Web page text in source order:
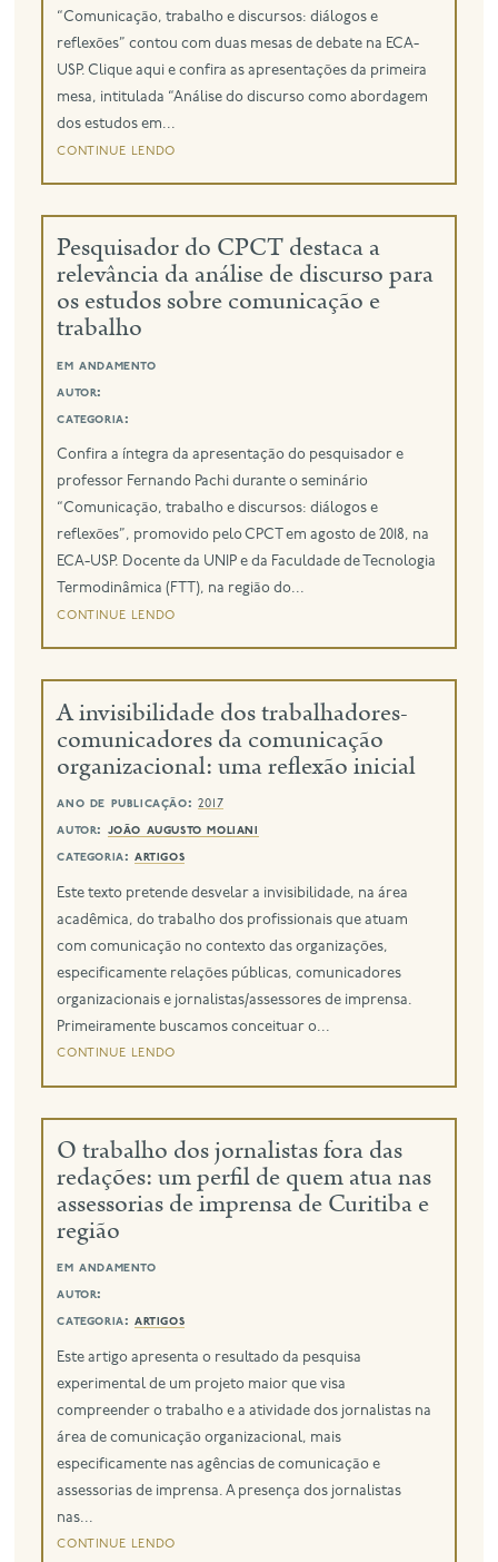
“Comunicação, trabalho e discursos: diálogos e
reflexões” contou com duas mesas de debate na ECA-
USP. Clique aqui e confira as apresentações da primeira
mesa, intitulada “Análise do discurso como abordagem
dos estudos em...
continue lendo
Pesquisador do CPCT destaca a
relevância da análise de discurso para
os estudos sobre comunicação e
trabalho
em andamento
autor:
categoria:
Confira a íntegra da apresentação do pesquisador e
professor Fernando Pachi durante o seminário
“Comunicação, trabalho e discursos: diálogos e
reflexões”, promovido pelo CPCT em agosto de 2018, na
ECA-USP. Docente da UNIP e da Faculdade de Tecnologia
Termodinâmica (FTT), na região do...
continue lendo
A invisibilidade dos trabalhadores-
comunicadores da comunicação
organizacional: uma reflexão inicial
ano de publicação: 2017
autor: joão augusto moliani
categoria: artigos
Este texto pretende desvelar a invisibilidade, na área
acadêmica, do trabalho dos profissionais que atuam
com comunicação no contexto das organizações,
especificamente relações públicas, comunicadores
organizacionais e jornalistas/assessores de imprensa.
Primeiramente buscamos conceituar o...
continue lendo
O trabalho dos jornalistas fora das
redações: um perfil de quem atua nas
assessorias de imprensa de Curitiba e
região
em andamento
autor:
categoria: artigos
Este artigo apresenta o resultado da pesquisa
experimental de um projeto maior que visa
compreender o trabalho e a atividade dos jornalistas na
área de comunicação organizacional, mais
especificamente nas agências de comunicação e
assessorias de imprensa. A presença dos jornalistas
nas...
continue lendo